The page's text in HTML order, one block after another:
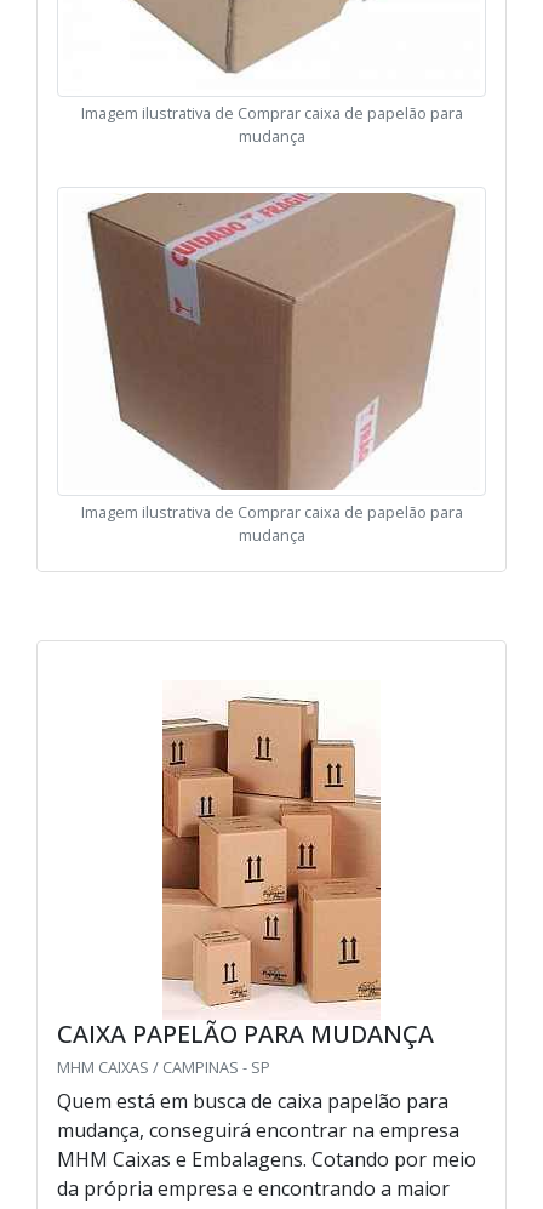
Imagem ilustrativa de Comprar caixa de papelão para
mudança
Imagem ilustrativa de Comprar caixa de papelão para
mudança
CAIXA PAPELÃO PARA MUDANÇA
MHM CAIXAS / CAMPINAS - SP
Quem está em busca de caixa papelão para
mudança, conseguirá encontrar na empresa
MHM Caixas e Embalagens. Cotando por meio
da própria empresa e encontrando a maior